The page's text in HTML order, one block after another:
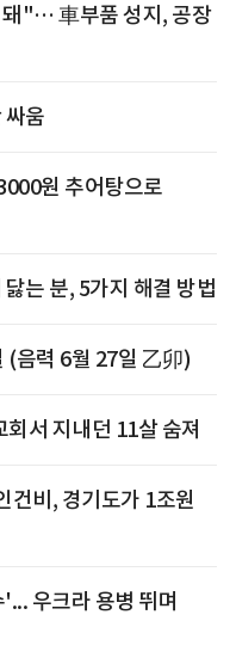
돼"… 車부품 성지, 공장
싸움
원 추어탕으로
는 분, 5가지 해결 방법
(음력 6월 27일 乙卯)
서 지내던 11살 숨져
건비, 경기도가 1조원
우크라 용병 뛰며